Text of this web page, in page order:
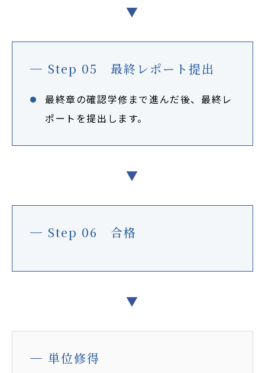
▼
Step 05 最終レポート提出
最終章の確認学修まで進んだ後、最終レ
ポートを提出します。
▼
Step 06 合格
▼
単位修得